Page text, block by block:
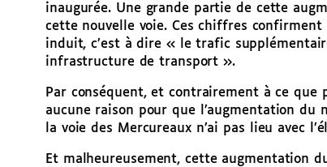
inaugurée. Une grande partie de cette
cette nouvelle voie. Ces chiffres
induit, c’est à dire « le trafic
infrastructure de transport ».
Par conséquent, et contrairement à ce
aucune raison pour que l’augmentation du
la voie des Mercureaux n’ai pas lieu avec
Et malheureusement, cette augmentation